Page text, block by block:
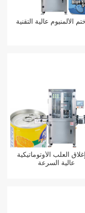
الألمنيوم عالية التقنية
إغلاق العلب الأوتوماتيكية
عالية السرعة